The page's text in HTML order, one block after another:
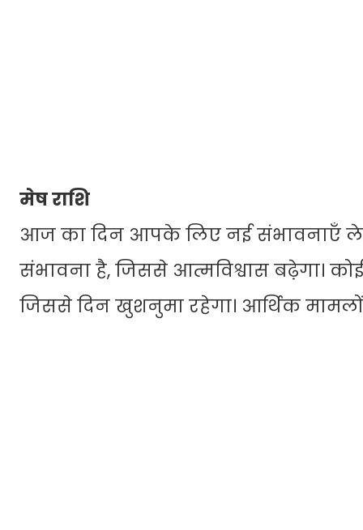
मेष राशि
आज का दिन आपके लिए नई संभावनाएँ
संभावना है, जिससे आत्मविश्वास बढ़ेगा।
जिससे दिन खुशनुमा रहेगा। आर्थिक